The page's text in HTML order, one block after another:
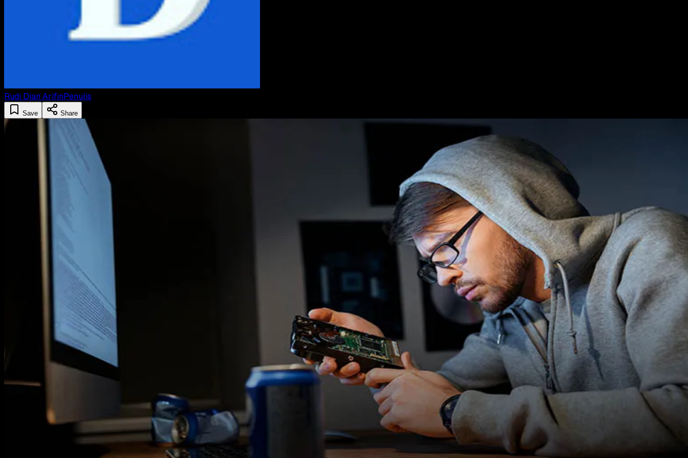
Rudi Dian ArifinPenulis
Save Share